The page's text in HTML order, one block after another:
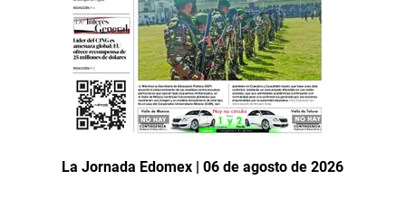
La Jornada Edomex | 06 de agosto de 2026